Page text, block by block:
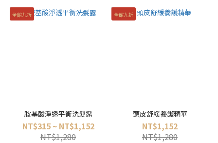
全館九折
胺基酸淨透平衡洗髮露
NT$315 ~ NT$1,152
NT$1,280
全館九折
頭皮舒緩養護精華
NT$1,152
NT$1,280